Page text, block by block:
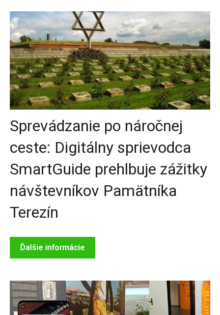
Sprevádzanie po náročnej
ceste: Digitálny sprievodca
SmartGuide prehlbuje zážitky
návštevníkov Pamätníka
Terezín
Ďalšie informácie